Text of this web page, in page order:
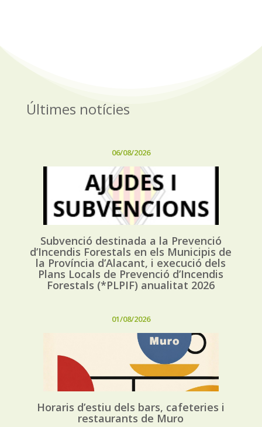
Últimes notícies
06/08/2026
Subvenció destinada a la Prevenció
d’Incendis Forestals en els Municipis de
la Província d’Alacant, i execució dels
Plans Locals de Prevenció d’Incendis
Forestals (*PLPIF) anualitat 2026
01/08/2026
Horaris d’estiu dels bars, cafeteries i
restaurants de Muro